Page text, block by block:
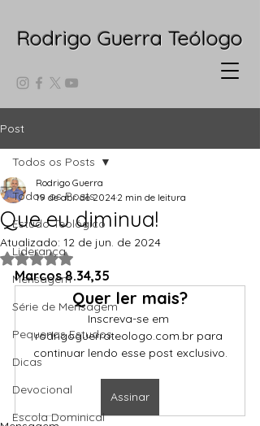
Rodrigo Guerra Teólogo
Post
Todos os Posts
Estudo Teológico
Liderança
Mensagem
Série de Mensagem
Pequenos Estudos
Dicas
Devocional
Escola Dominical
Todos os Posts
Que eu diminua!
Rodrigo Guerra
19 de abr. de 2024 2 min de leitura
Atualizado: 12 de jun. de 2024
Avaliado com NaN de 5 estrelas.
Marcos 8.34,35
Quer ler mais?
Inscreva-se em
rodrigoguerrateologo.com.br para
continuar lendo esse post exclusivo.
Assinar